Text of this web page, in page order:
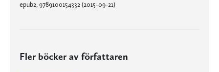
epub2, 9789100154332 (2015-09-21)
Fler böcker av författaren